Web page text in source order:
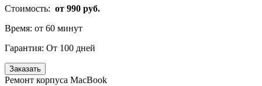
Стоимость: от 990 руб.
Время: от 60 минут
Гарантия: От 100 дней
Заказать
Ремонт корпуса MacBook